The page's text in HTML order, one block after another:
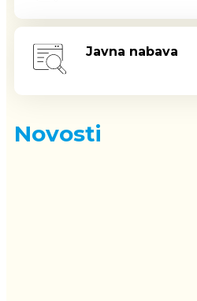
Javna nabava
Novosti